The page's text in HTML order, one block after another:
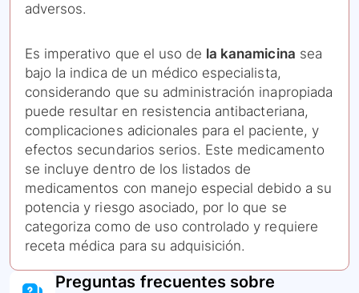
adversos.
Es imperativo que el uso de la kanamicina sea
bajo la indica de un médico especialista,
considerando que su administración inapropiada
puede resultar en resistencia antibacteriana,
complicaciones adicionales para el paciente, y
efectos secundarios serios. Este medicamento
se incluye dentro de los listados de
medicamentos con manejo especial debido a su
potencia y riesgo asociado, por lo que se
categoriza como de uso controlado y requiere
receta médica para su adquisición.
Preguntas frecuentes sobre